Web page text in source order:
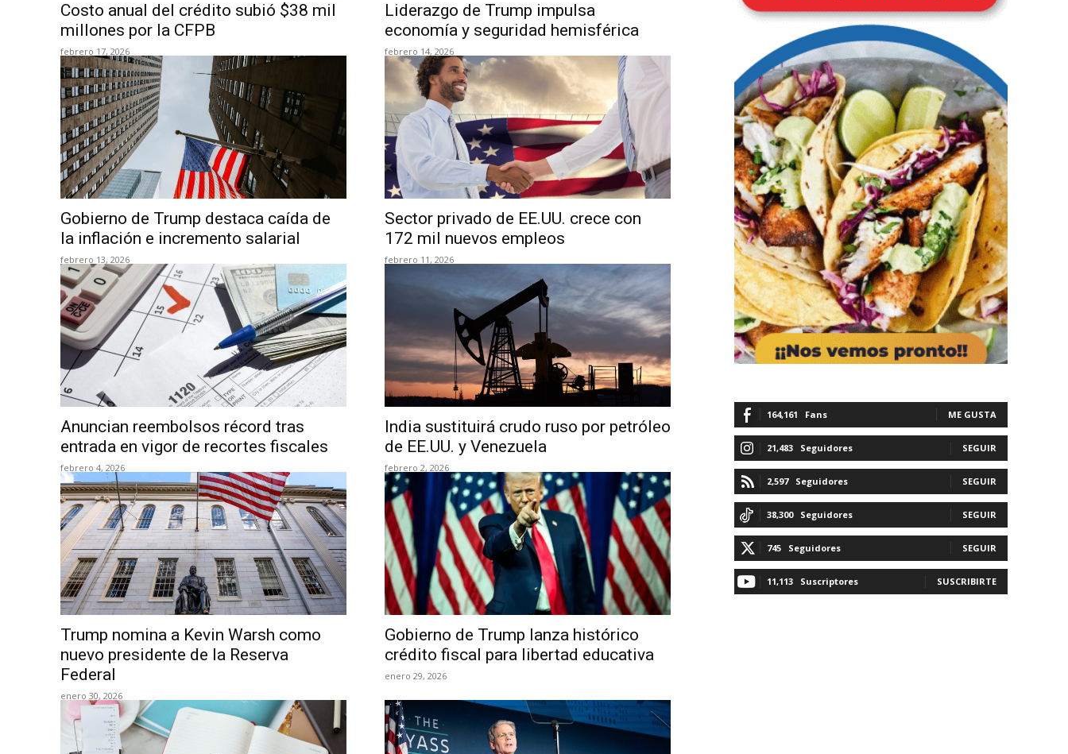
Costo anual del crédito subió $38 mil
millones por la CFPB
febrero 17, 2026
Liderazgo de Trump impulsa
economía y seguridad hemisférica
febrero 14, 2026
Gobierno de Trump destaca caída de
la inflación e incremento salarial
febrero 13, 2026
Sector privado de EE.UU. crece con
172 mil nuevos empleos
febrero 11, 2026
Anuncian reembolsos récord tras
entrada en vigor de recortes fiscales
febrero 4, 2026
India sustituirá crudo ruso por petróleo
de EE.UU. y Venezuela
febrero 2, 2026
Trump nomina a Kevin Warsh como
nuevo presidente de la Reserva
Federal
enero 30, 2026
Gobierno de Trump lanza histórico
crédito fiscal para libertad educativa
enero 29, 2026
164,161 Fans ME GUSTA
21,483 Seguidores SEGUIR
2,597 Seguidores SEGUIR
38,300 Seguidores SEGUIR
745 Seguidores SEGUIR
11,113 Suscriptores SUSCRIBIRTE